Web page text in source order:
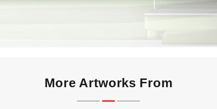
More Artworks From